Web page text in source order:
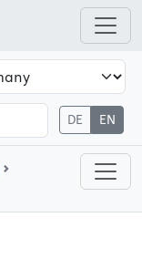
Open shops menu
DE EN
Open